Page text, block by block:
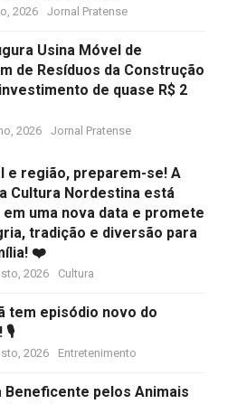
2026 Jornal Pratense
Usina Móvel de
de Resíduos da Construção
de quase R$ 2
2026 Jornal Pratense
e região, preparem-se! A
Cultura Nordestina está
uma nova data e promete
tradição e diversão para
❤️
2026 Cultura
tem episódio novo do
🎙️
2026 Entretenimento
Beneficente pelos Animais